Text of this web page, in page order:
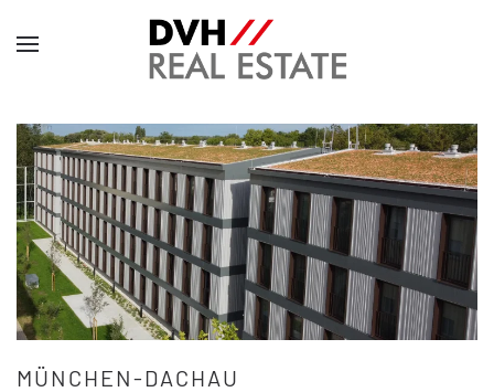
MÜNCHEN-DACHAU